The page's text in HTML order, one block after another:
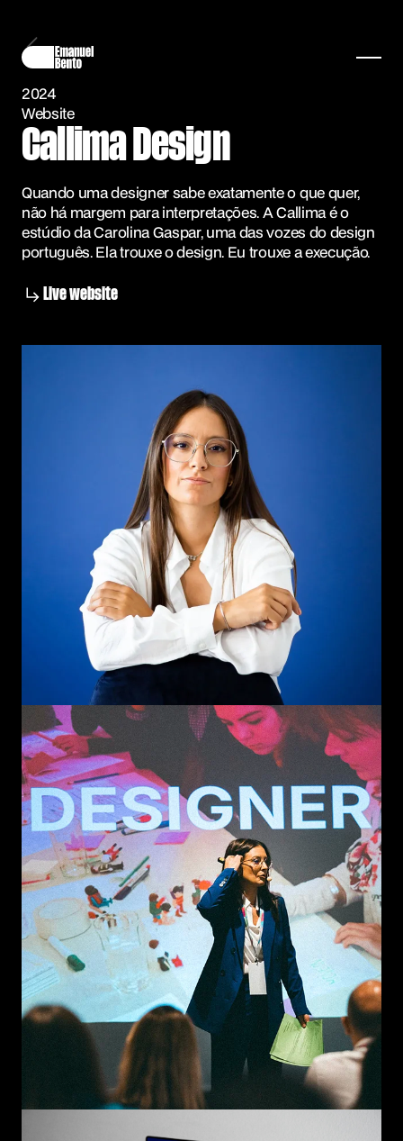
2024
Website
Callima Design
Quando uma designer sabe exatamente o que quer,
não há margem para interpretações. A Callima é o
estúdio da Carolina Gaspar, uma das vozes do design
português. Ela trouxe o design. Eu trouxe a execução.
Live website